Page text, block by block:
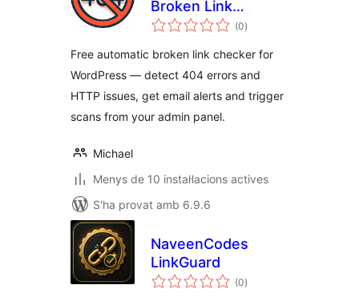
Broken Link
Checker
(0puntuacions
totals
)
Free automatic broken link checker for
WordPress — detect 404 errors and
HTTP issues, get email alerts and trigger
scans from your admin panel.
Michael
Menys de 10 instal·lacions actives
S'ha provat amb 6.9.6
NaveenCodes
LinkGuard
(0puntuacions
totals
)